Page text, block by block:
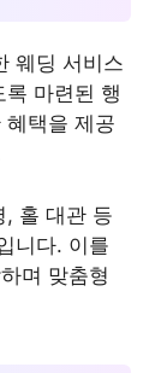
웨딩 서비스
마련된 행
택을 제공
, 홀 대관 등
니다. 이를
며 맞춤형